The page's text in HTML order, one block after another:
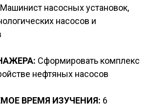
Машинист насосных установок,
насосов и
Сформировать комплекс
нефтяных насосов
ВРЕМЯ ИЗУЧЕНИЯ: 6